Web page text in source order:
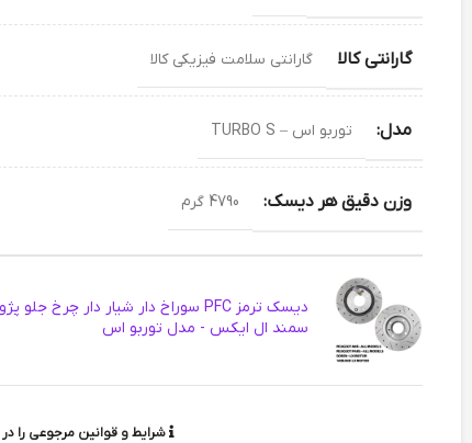
گارانتی کالا گارانتی سلامت فیزیکی کالا
مدل: توربو اس – TURBO S
وزن دقیق هر دیسک: 4790 گرم
سمند ال ایکس - مدل توربو اس
شرایط و قوانین مرجوعی را در